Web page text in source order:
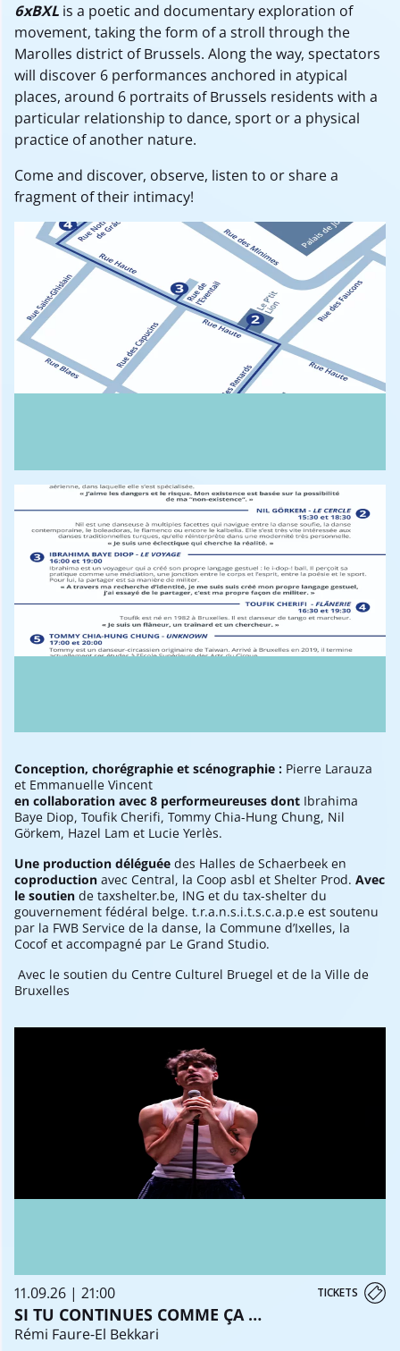
6xBXL is a poetic and documentary exploration of
movement, taking the form of a stroll through the
Marolles district of Brussels. Along the way, spectators
will discover 6 performances anchored in atypical
places, around 6 portraits of Brussels residents with a
particular relationship to dance, sport or a physical
practice of another nature.
Come and discover, observe, listen to or share a
fragment of their intimacy!
Conception, chorégraphie et scénographie : Pierre Larauza
et Emmanuelle Vincent
en collaboration avec 8 performeureuses dont Ibrahima
Baye Diop, Toufik Cherifi, Tommy Chia-Hung Chung, Nil
Görkem, Hazel Lam et Lucie Yerlès.
Une production déléguée des Halles de Schaerbeek en
coproduction avec Central, la Coop asbl et Shelter Prod. Avec
le soutien de taxshelter.be, ING et du tax-shelter du
gouvernement fédéral belge. t.r.a.n.s.i.t.s.c.a.p.e est soutenu
par la FWB Service de la danse, la Commune d’Ixelles, la
Cocof et accompagné par Le Grand Studio.
Avec le soutien du Centre Culturel Bruegel et de la Ville de
Bruxelles
11.09.26 | 21:00 TICKETS
SI TU CONTINUES COMME ÇA ...
Rémi Faure-El Bekkari